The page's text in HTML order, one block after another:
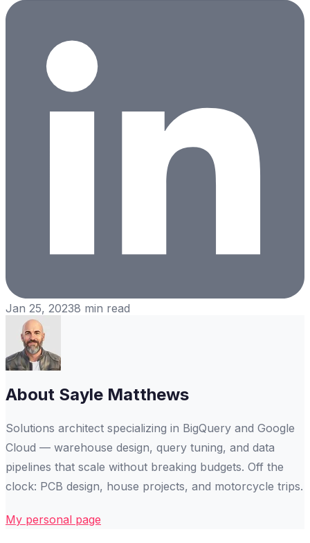
Jan 25, 20238 min read
About Sayle Matthews
Solutions architect specializing in BigQuery and Google
Cloud — warehouse design, query tuning, and data
pipelines that scale without breaking budgets. Off the
clock: PCB design, house projects, and motorcycle trips.
My personal page